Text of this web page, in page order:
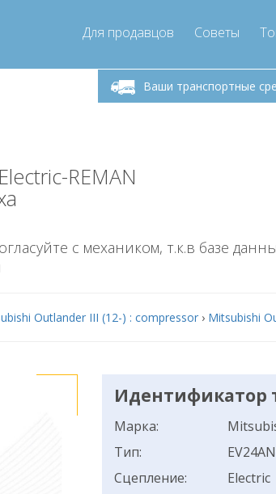
Для продавцов Советы
Ваши транспортные
9:00Понедельник-пятница 9:00
- 17
info@compressor-express.ru
REMAN
с механиком, т.к.в базе
Outlander III (12-) : compressor › Mitsubishi
Идентификатор
Марка:
Тип:
Сцепление:
Electric